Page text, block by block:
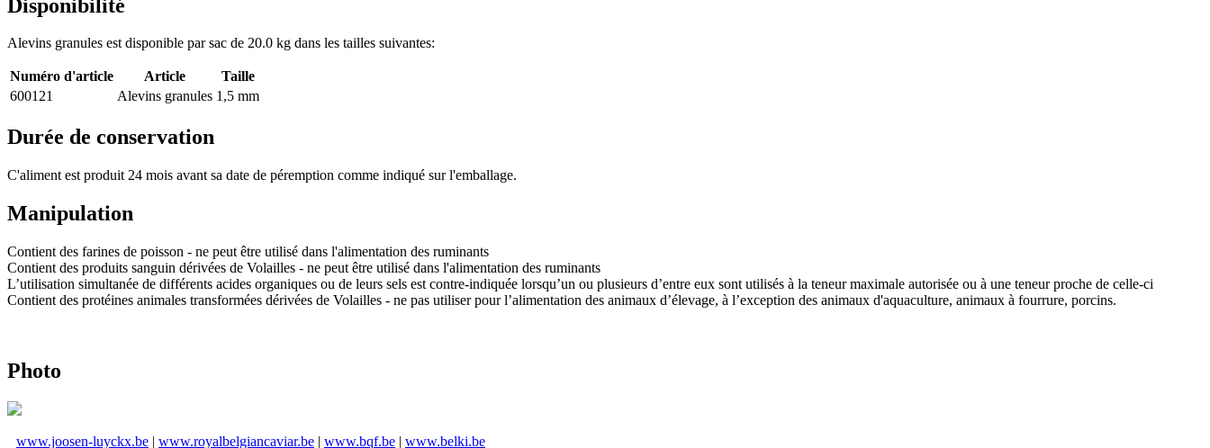
Disponibilité
Alevins granules est disponible par sac de 20.0 kg dans les tailles suivantes:
Numéro d'article Article
Taille
600121
Alevins granules 1,5 mm
Durée de conservation
C'aliment est produit 24 mois avant sa date de péremption comme indiqué sur l'emballage.
Manipulation
Contient des farines de poisson - ne peut être utilisé dans l'alimentation des ruminants
Contient des produits sanguin dérivées de Volailles - ne peut être utilisé dans l'alimentation des ruminants
L’utilisation simultanée de différents acides organiques ou de leurs sels est contre-indiquée lorsqu’un ou plusieurs d’entre eux sont utilisés à la teneur maximale autorisée ou à une teneur proche de celle-ci
Contient des protéines animales transformées dérivées de Volailles - ne pas utiliser pour l’alimentation des animaux d’élevage, à l’exception des animaux d'aquaculture, animaux à fourrure, porcins.
Photo
www.joosen-luyckx.be | www.royalbelgiancaviar.be | www.bqf.be | www.belki.be